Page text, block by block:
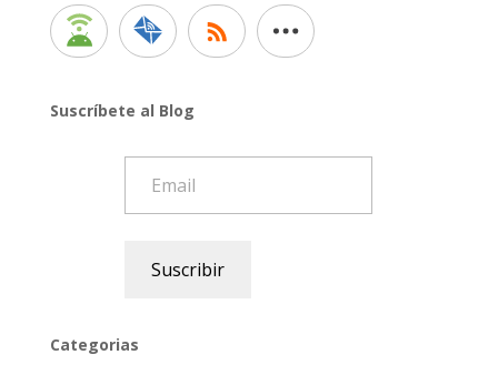
Suscríbete al Blog
Suscribir
Categorias